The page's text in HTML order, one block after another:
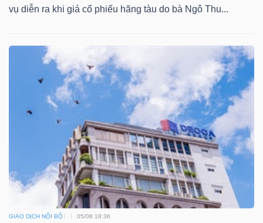
vụ diễn ra khi giá cổ phiếu hãng tàu do bà Ngô Thu...
GIAO DỊCH NỘI BỘ 05/08 18:36
của
cáo
ngữ